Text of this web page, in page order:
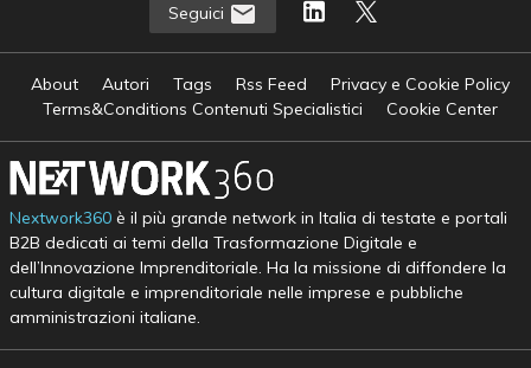
Seguici
About Autori Tags Rss Feed
Privacy e Cookie Policy
Terms&Conditions Contenuti Specialistici
Cookie Center
Nextwork360è il più grande network in Italia di testate e portali
B2B dedicati ai temi della Trasformazione Digitale e
dell’Innovazione Imprenditoriale. Ha la missione di diffondere la
cultura digitale e imprenditoriale nelle imprese e pubbliche
amministrazioni italiane.